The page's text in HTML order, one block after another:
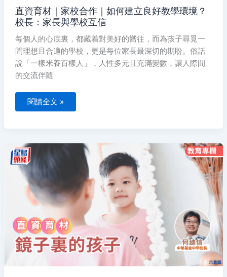
直資育材｜家校合作｜如何建立良好教學環境？
校長：家長與學校互信
每個人的心底裏，都藏着對美好的嚮往，而為孩子尋覓一
間理想且合適的學校，更是每位家長最深切的期盼。俗話
說「一樣米養百樣人」，人性多元且充滿變數，讓人際間
的交流伴隨
境？
校
長：
長
與
學
校
互
信
閱讀全文 »
直
資
育
材
｜
何
廸
信
–
子
裏
的
孩
子